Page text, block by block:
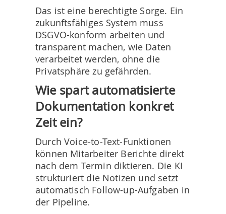
Das ist eine berechtigte Sorge. Ein
zukunftsfähiges System muss
DSGVO-konform arbeiten und
transparent machen, wie Daten
verarbeitet werden, ohne die
Privatsphäre zu gefährden.
Wie spart automatisierte
Dokumentation konkret
Zeit ein?
Durch Voice-to-Text-Funktionen
können Mitarbeiter Berichte direkt
nach dem Termin diktieren. Die KI
strukturiert die Notizen und setzt
automatisch Follow-up-Aufgaben in
der Pipeline.